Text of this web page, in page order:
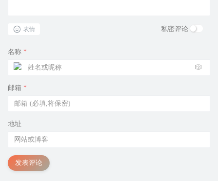
表情 私密评论
名称 *
🎲
邮箱 *
地址
发表评论